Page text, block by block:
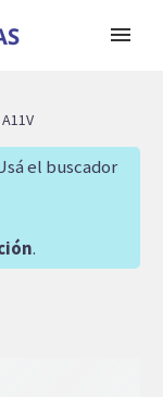
el buscador
.